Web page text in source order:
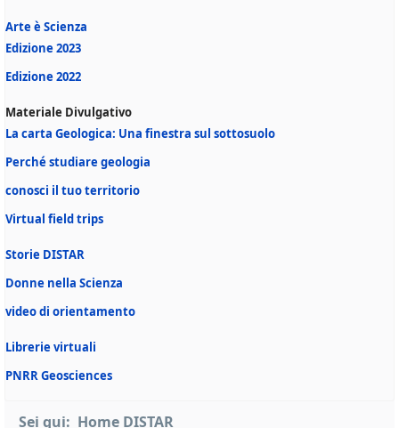
Arte è Scienza
Edizione 2023
Edizione 2022
Materiale Divulgativo
La carta Geologica: Una finestra sul sottosuolo
Perché studiare geologia
conosci il tuo territorio
Virtual field trips
Storie DISTAR
Donne nella Scienza
video di orientamento
Librerie virtuali
PNRR Geosciences
Sei qui: Home DISTAR